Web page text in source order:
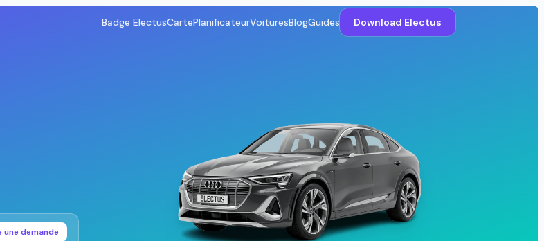
Badge ElectusCartePlanificateurVoituresBlogGuides Download Electus
une demande